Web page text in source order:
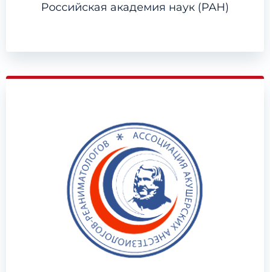
Российская академия наук (РАН)